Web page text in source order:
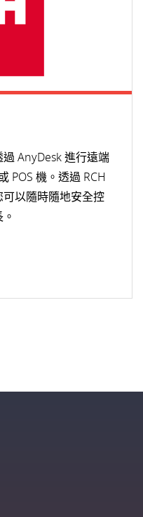
AnyDesk 進行遠端
POS 機。透過 RCH
以隨時隨地安全控